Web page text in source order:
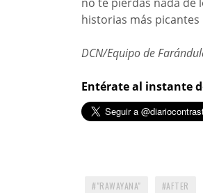
historias más
DCN/Equipo de
Entérate al instante
"RAWAYANA" AFTER